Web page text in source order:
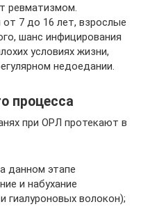
ревматизмом.
7 до 16 лет, взрослые
шанс инфицирования
условиях жизни,
недоедании.
процесса
при ОРЛ протекают в
данном этапе
и набухание
гиалуроновых волокон);